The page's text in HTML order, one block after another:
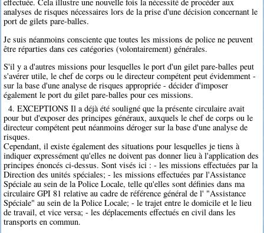
analyses de risques nécessaires lors de la prise d'une décision concernant le
port de gilets pare-balles.
Je suis néanmoins consciente que toutes les missions de police ne peuvent
être réparties dans ces catégories (volontairement) générales.
S'il y a d'autres missions pour lesquelles le port d'un gilet pare-balles peut
s'avérer utile, le chef de corps ou le directeur compétent peut évidemment -
sur la base d'une analyse de risques appropriée - décider d'imposer
également le port du gilet pare-balles pour ces missions.
4. EXCEPTIONS Il a déjà été souligné que la présente circulaire avait
pour but d'exposer des principes généraux, auxquels le chef de corps ou le
directeur compétent peut néanmoins déroger sur la base d'une analyse de
risques.
Cependant, il existe également des situations pour lesquelles je tiens à
indiquer expressément qu'elles ne doivent pas donner lieu à l'application des
principes énoncés ci-dessus. Sont visés ici : - les missions effectuées par la
Direction des unités spéciales; - les missions effectuées par l'Assistance
Spéciale au sein de la Police Locale, telle qu'elles sont définies dans ma
circulaire GPI 81 relative au cadre de référence général de l' "Assistance
Spéciale" au sein de la Police Locale; - le trajet entre le domicile et le lieu
de travail, et vice versa; - les déplacements effectués en civil dans les
transports en commun.